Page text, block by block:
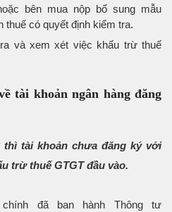
bên mua nộp bổ sung mẫu
có quyết định kiểm tra.
và xem xét việc khấu trừ thuế
tài khoản ngân hàng đăng
thì tài khoản chưa đăng ký với
trừ thuế GTGT đầu vào.
chính đã ban hành Thông tư